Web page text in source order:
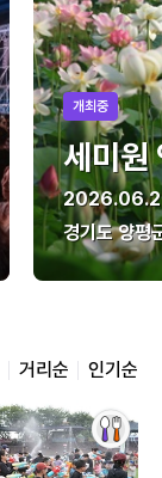
개최중
세미원
경기도 양평
거리순 인기순